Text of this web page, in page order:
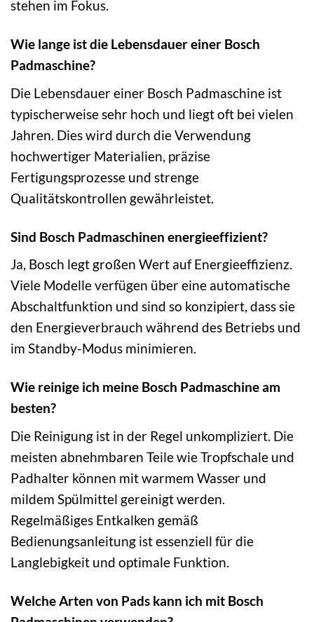
stehen im Fokus.
Wie lange ist die Lebensdauer einer Bosch
Padmaschine?
Die Lebensdauer einer Bosch Padmaschine ist
typischerweise sehr hoch und liegt oft bei vielen
Jahren. Dies wird durch die Verwendung
hochwertiger Materialien, präzise
Fertigungsprozesse und strenge
Qualitätskontrollen gewährleistet.
Sind Bosch Padmaschinen energieeffizient?
Ja, Bosch legt großen Wert auf Energieeffizienz.
Viele Modelle verfügen über eine automatische
Abschaltfunktion und sind so konzipiert, dass sie
den Energieverbrauch während des Betriebs und
im Standby-Modus minimieren.
Wie reinige ich meine Bosch Padmaschine am
besten?
Die Reinigung ist in der Regel unkompliziert. Die
meisten abnehmbaren Teile wie Tropfschale und
Padhalter können mit warmem Wasser und
mildem Spülmittel gereinigt werden.
Regelmäßiges Entkalken gemäß
Bedienungsanleitung ist essenziell für die
Langlebigkeit und optimale Funktion.
Welche Arten von Pads kann ich mit Bosch